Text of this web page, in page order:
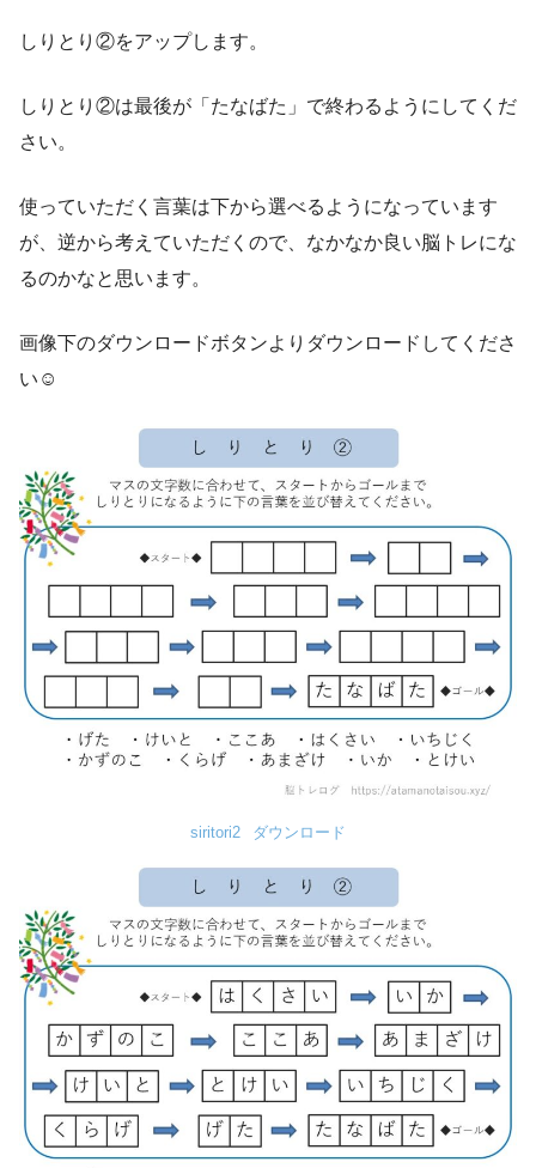
しりとり②をアップします。
しりとり②は最後が「たなばた」で終わるようにしてくだ
さい。
使っていただく言葉は下から選べるようになっています
が、逆から考えていただくので、なかなか良い脳トレにな
るのかなと思います。
画像下のダウンロードボタンよりダウンロードしてくださ
い☺
siritori2 ダウンロード